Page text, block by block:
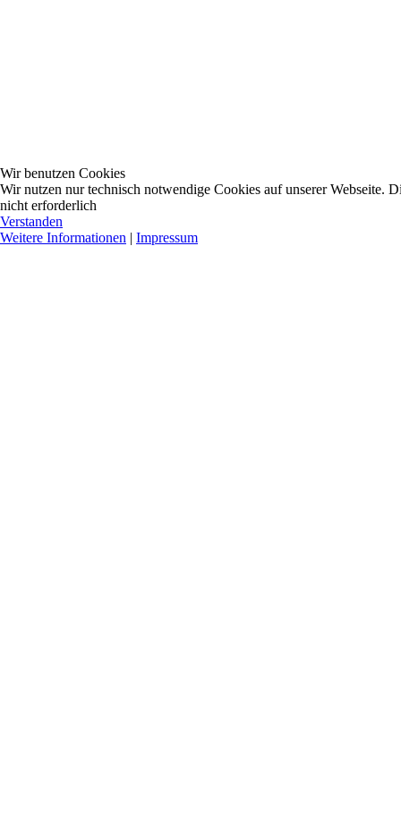
Wir benutzen Cookies
Wir nutzen nur technisch notwendige Cookies auf unserer Webseite.
nicht erforderlich
Verstanden
Weitere Informationen | Impressum